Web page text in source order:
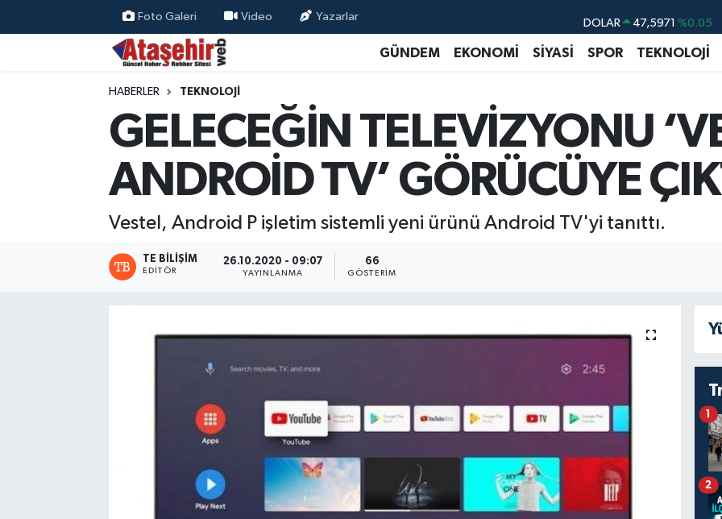
Foto Galeri Video Yazarlar DOLAR 47,5971 %0.05
EURO 55,1336 %0.18
BİST100 13.703 %0
BITCOIN 64.475,47 %0.66
GÜNDEM EKONOMİ SİYASİ SPOR TEKNOLOJİ
HABERLER TEKNOLOJİ
GELECEĞİN TELEVİZYONU
ANDROİD TV’ GÖRÜCÜYE
Vestel, Android P işletim sistemli yeni ürünü Android TV'yi tanıttı.
TE BILIŞIM
EDITÖR
26.10.2020 - 09:07
YAYINLANMA
66
GÖSTERIM
1
2
Hava Durumu
Süper Lig Puan Durumu ve Fikstür
Tüm Manşetler
Son Dakika Haberleri
Haber Arşivi